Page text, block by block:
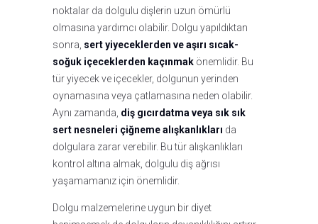
noktalar da dolgulu dişlerin uzun ömürlü
olmasına yardımcı olabilir. Dolgu yapıldıktan
sonra, sert yiyeceklerden ve aşırı sıcak-
soğuk içeceklerden kaçınmak önemlidir. Bu
tür yiyecek ve içecekler, dolgunun yerinden
oynamasına veya çatlamasına neden olabilir.
Aynı zamanda, diş gıcırdatma veya sık sık
sert nesneleri çiğneme alışkanlıkları da
dolgulara zarar verebilir. Bu tür alışkanlıkları
kontrol altına almak, dolgulu diş ağrısı
yaşamamanız için önemlidir.
Dolgu malzemelerine uygun bir diyet